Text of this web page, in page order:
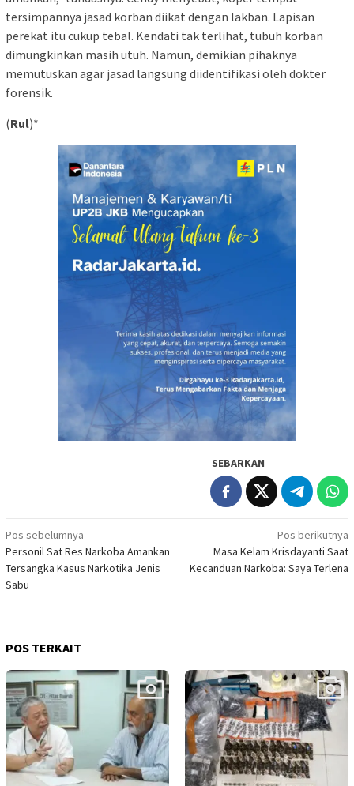
tersimpannya jasad korban diikat dengan lakban. Lapisan
perekat itu cukup tebal. Kendati tak terlihat, tubuh korban
dimungkinkan masih utuh. Namun, demikian pihaknya
memutuskan agar jasad langsung diidentifikasi oleh dokter
forensik.
(Rul)*
SEBARKAN
Navigasi
pos
Pos sebelumnya
Personil Sat Res Narkoba Amankan
Tersangka Kasus Narkotika Jenis
Sabu
Pos berikutnya
Masa Kelam Krisdayanti Saat
Kecanduan Narkoba: Saya Terlena
POS TERKAIT